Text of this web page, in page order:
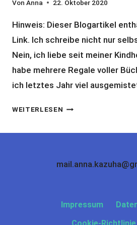
Von Anna 22. Oktober 2020
Hinweis: Dieser Blogartikel
Link. Ich schreibe nicht nur
Nein, ich liebe seit meiner
habe mehrere Regale voller
ich letztes Jahr viel
WEITERLESEN BUCHTIPP
DEN
Impressum